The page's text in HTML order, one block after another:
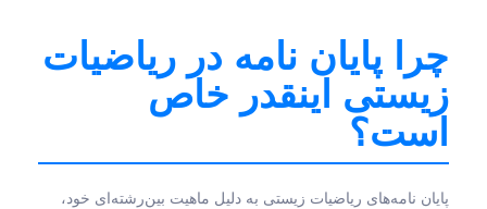
چرا پایان نامه در ریاضیات
زیستی اینقدر خاص
است؟
پایان نامه‌های ریاضیات زیستی به دلیل ماهیت بین‌رشته‌ای خود،